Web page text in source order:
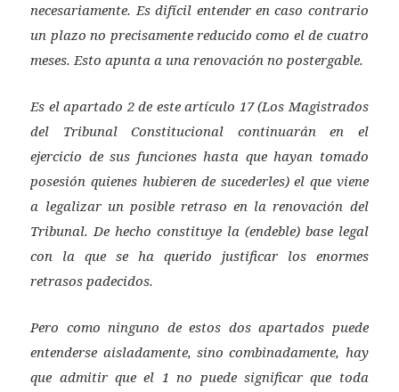
necesariamente. Es difícil entender en caso contrario
un plazo no precisamente reducido como el de cuatro
meses. Esto apunta a una renovación no postergable.
Es el apartado 2 de este artículo 17 (Los Magistrados
del Tribunal Constitucional continuarán en el
ejercicio de sus funciones hasta que hayan tomado
posesión quienes hubieren de sucederles) el que viene
a legalizar un posible retraso en la renovación del
Tribunal. De hecho constituye la (endeble) base legal
con la que se ha querido justificar los enormes
retrasos padecidos.
Pero como ninguno de estos dos apartados puede
entenderse aisladamente, sino combinadamente, hay
que admitir que el 1 no puede significar que toda